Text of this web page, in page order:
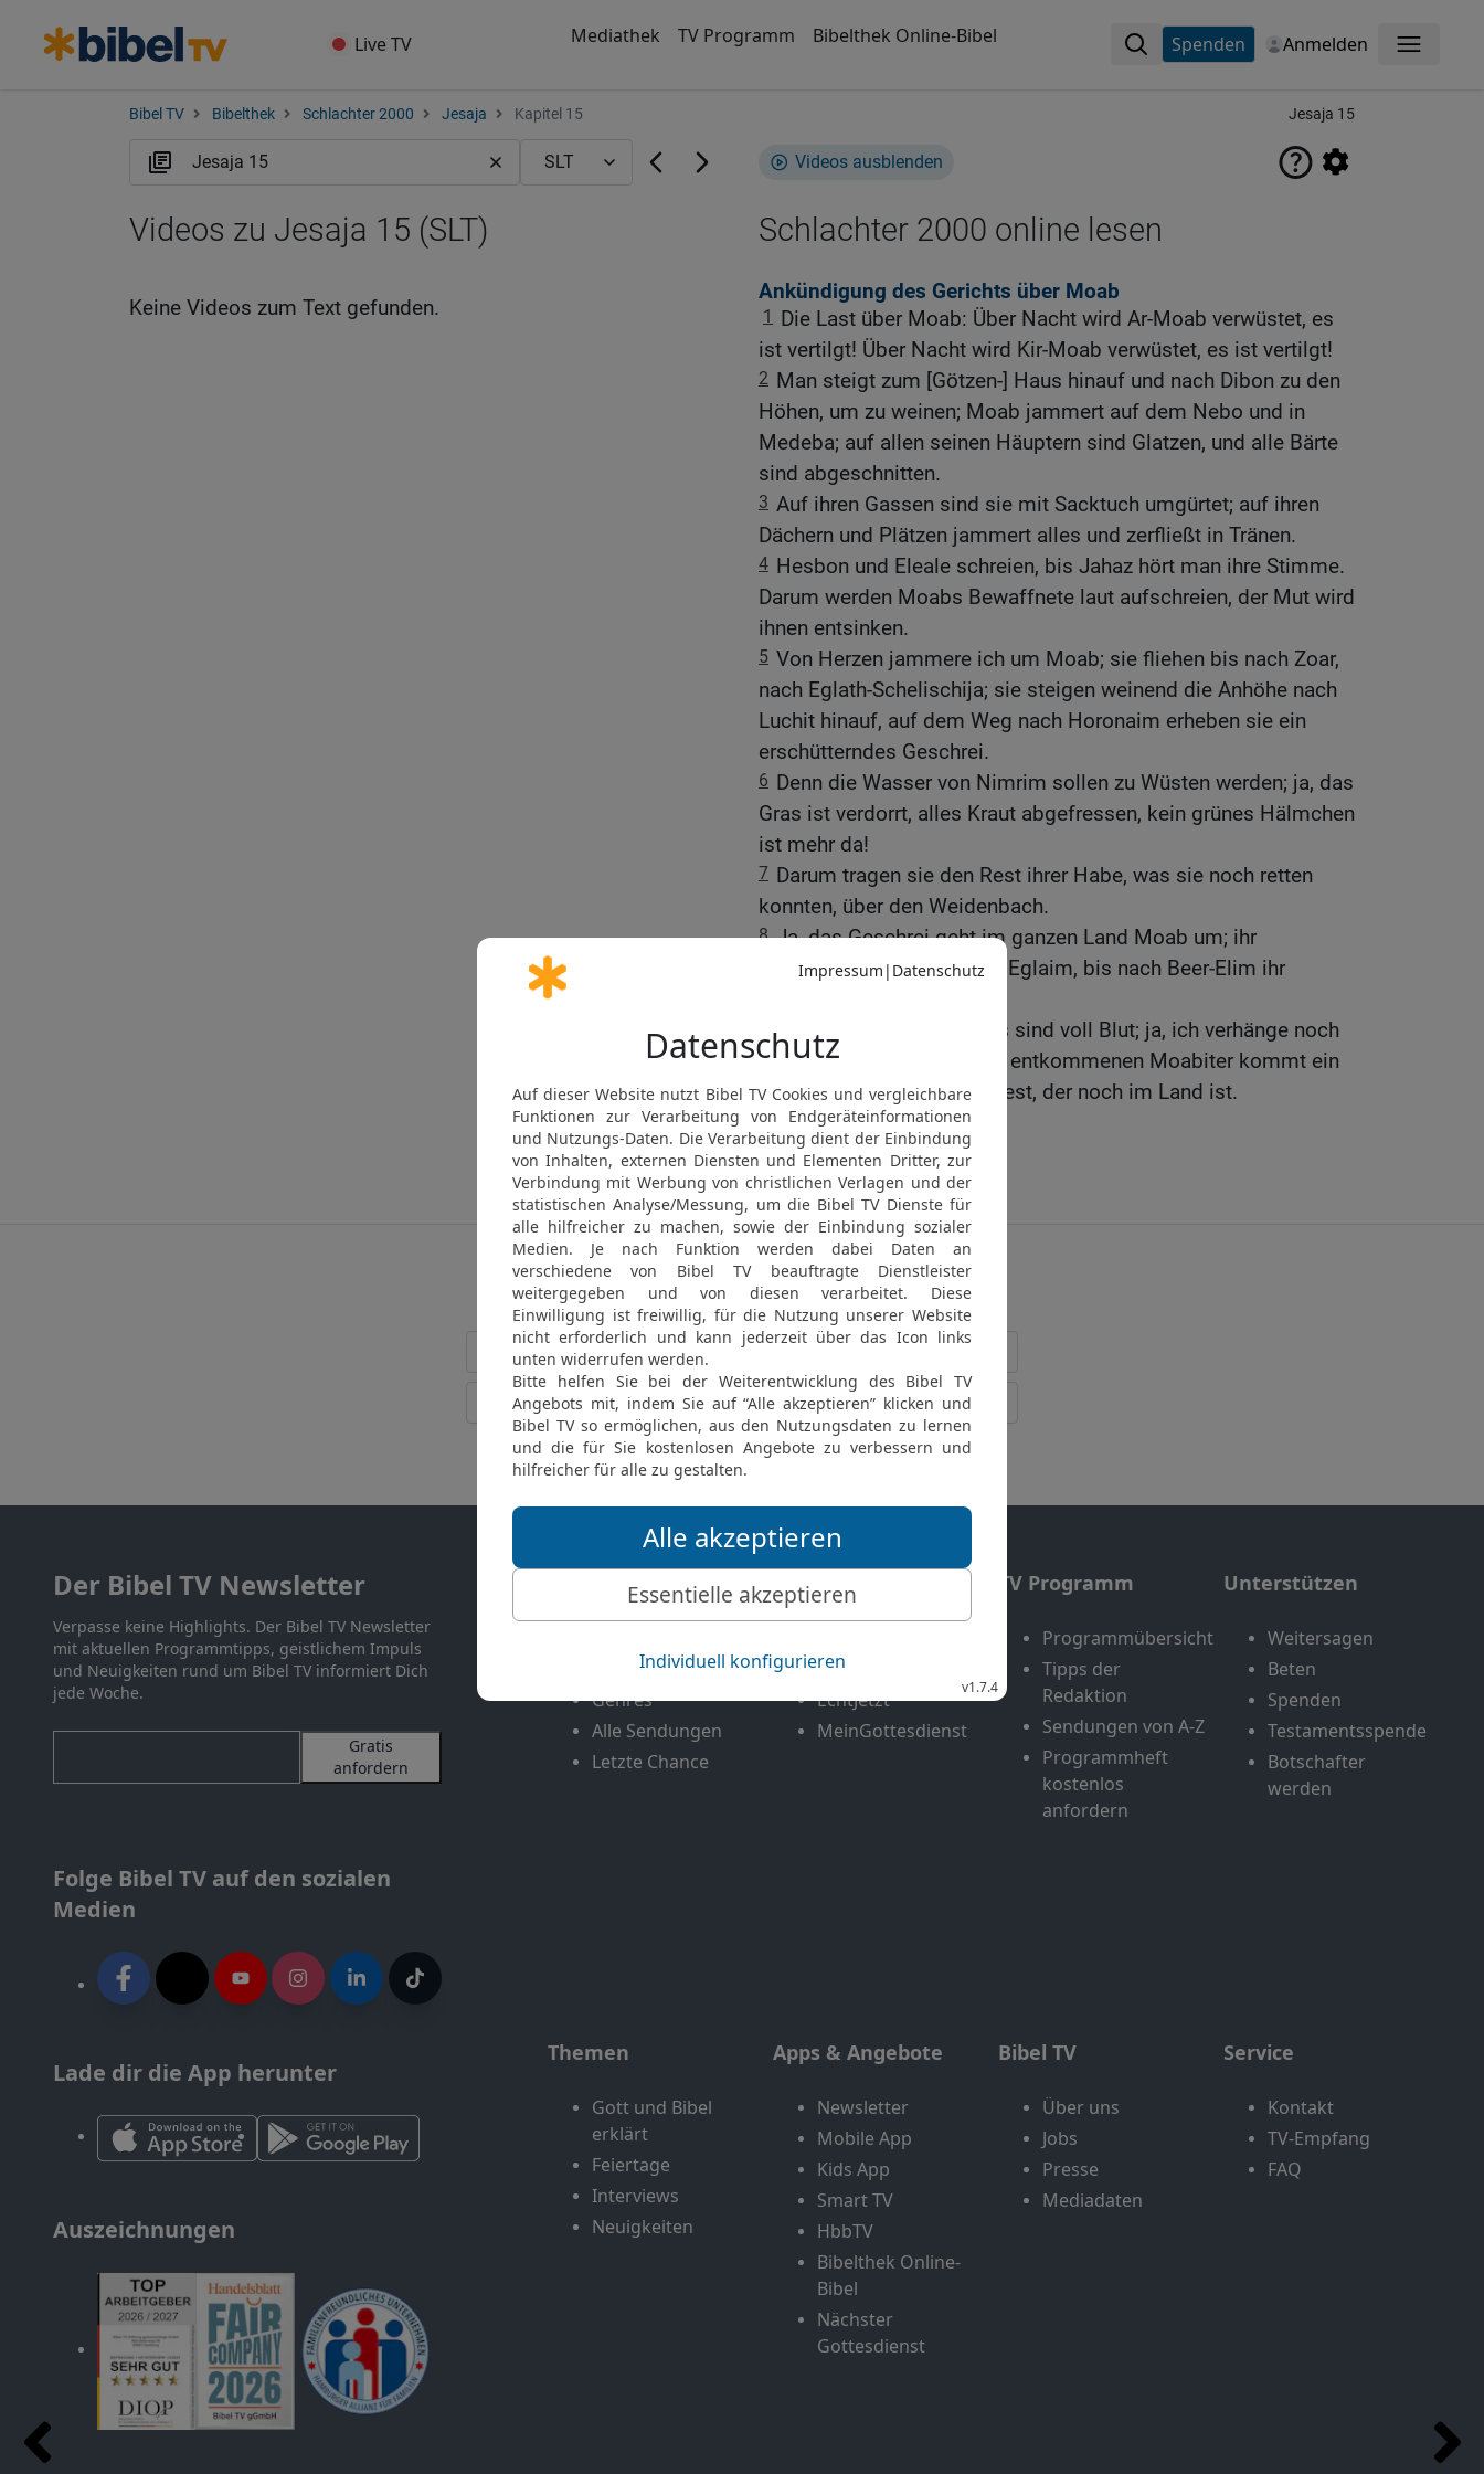
Live TV Mediathek TV Programm Bibelthek Online-Bibel Spenden Anmelden Menü
Bibel TV Bibelthek Schlachter 2000 Jesaja Kapitel 15 Jesaja 15
Videos ausblenden
Schlachter 2000 online lesen
Ankündigung des Gerichts über Moab
1
Die Last über Moab: Über Nacht wird Ar-Moab verwüstet, es
ist vertilgt! Über Nacht wird Kir-Moab verwüstet, es ist vertilgt!
2 Man steigt zum [Götzen-] Haus hinauf und nach Dibon zu den
Höhen, um zu weinen; Moab jammert auf dem Nebo und in
Medeba; auf allen seinen Häuptern sind Glatzen, und alle Bärte
sind abgeschnitten.
3 Auf ihren Gassen sind sie mit Sacktuch umgürtet; auf ihren
Dächern und Plätzen jammert alles und zerfließt in Tränen.
4 Hesbon und Eleale schreien, bis Jahaz hört man ihre Stimme.
Darum werden Moabs Bewaffnete laut aufschreien, der Mut wird
ihnen entsinken.
5 Von Herzen jammere ich um Moab; sie fliehen bis nach Zoar,
nach Eglath-Schelischija; sie steigen weinend die Anhöhe nach
Luchit hinauf, auf dem Weg nach Horonaim erheben sie ein
erschütterndes Geschrei.
6 Denn die Wasser von Nimrim sollen zu Wüsten werden; ja, das
Gras ist verdorrt, alles Kraut abgefressen, kein grünes Hälmchen
ist mehr da!
7 Darum tragen sie den Rest ihrer Habe, was sie noch retten
konnten, über den Weidenbach.
8 Ja, das Geschrei geht im ganzen Land Moab um; ihr
Wehklagen reicht bis nach Eglaim, bis nach Beer-Elim ihr
Denn die Wasser Dimons sind voll Blut; ja, ich verhänge noch
mehr über Dimon: über die entkommenen Moabiter kommt ein
Löwe, auch über den Überrest, der noch im Land ist.
© 2000 Genfer Bibelgesellschaft
Videos zu Jesaja 15 (SLT)
Keine Videos zum Text gefunden.
Möchtest du uns Feedback geben?
Bewertung der Bibelthek
FEEDBACK SENDEN
Der Bibel TV Newsletter
Verpasse keine Highlights. Der Bibel TV Newsletter
mit aktuellen Programmtipps, geistlichem Impuls
und Neuigkeiten rund um Bibel TV informiert Dich
jede Woche.
Gratis
anfordern
Folge Bibel TV auf den sozialen
Medien
Lade dir die App herunter
Auszeichnungen
Mediathek
Exklusiv
Genres
Alle Sendungen
Letzte Chance
Livestream
Bibel TV Impuls
EchtJetzt
MeinGottesdienst
TV Programm
Programmübersicht
Tipps der
Redaktion
Sendungen von A-Z
Programmheft
kostenlos
anfordern
Unterstützen
Weitersagen
Beten
Spenden
Testamentsspende
Botschafter
werden
Themen
Gott und Bibel
erklärt
Feiertage
Interviews
Neuigkeiten
Apps & Angebote
Newsletter
Mobile App
Kids App
Smart TV
HbbTV
Bibelthek Online-
Bibel
Nächster
Gottesdienst
Bibel TV
Über uns
Jobs
Presse
Mediadaten
Service
Kontakt
TV-Empfang
FAQ